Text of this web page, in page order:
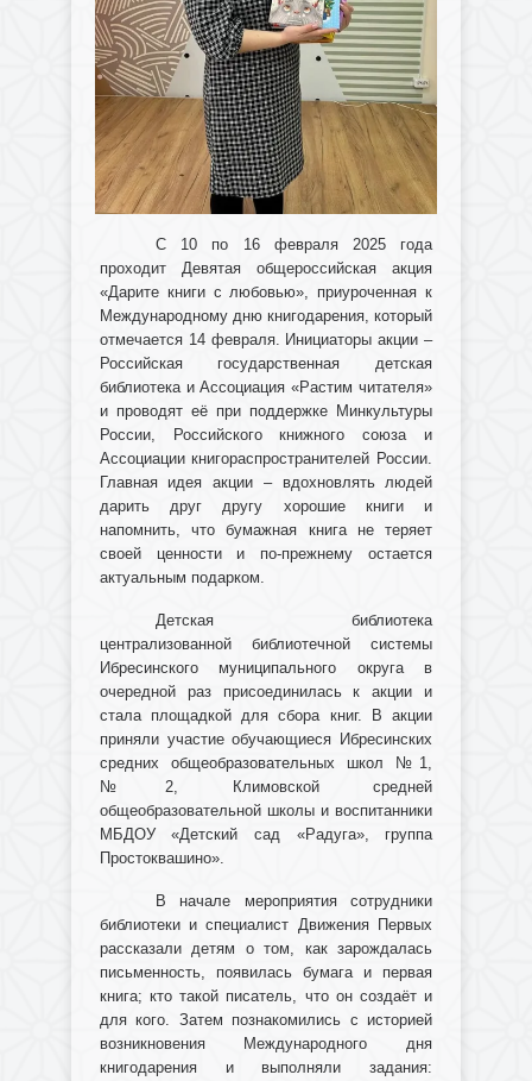
С 10 по 16 февраля 2025 года
проходит Девятая общероссийская акция
«Дарите книги с любовью», приуроченная к
Международному дню книгодарения, который
отмечается 14 февраля. Инициаторы акции –
Российская государственная детская
библиотека и Ассоциация «Растим читателя»
и проводят её при поддержке Минкультуры
России, Российского книжного союза и
Ассоциации книгораспространителей России.
Главная идея акции – вдохновлять людей
дарить друг другу хорошие книги и
напомнить, что бумажная книга не теряет
своей ценности и по-прежнему остается
актуальным подарком.
Детская библиотека
централизованной библиотечной системы
Ибресинского муниципального округа в
очередной раз присоединилась к акции и
стала площадкой для сбора книг. В акции
приняли участие обучающиеся Ибресинских
средних общеобразовательных школ №1,
№2, Климовской средней
общеобразовательной школы и воспитанники
МБДОУ «Детский сад «Радуга», группа
Простоквашино».
В начале мероприятия сотрудники
библиотеки и специалист Движения Первых
рассказали детям о том, как зарождалась
письменность, появилась бумага и первая
книга; кто такой писатель, что он создаёт и
для кого. Затем познакомились с историей
возникновения Международного дня
книгодарения и выполняли задания: